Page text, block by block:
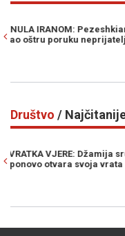
su zaNE ODUSTAJU: HSP
protiv ovjere
Društvo /
CURE DETALJI
iz Bosne i